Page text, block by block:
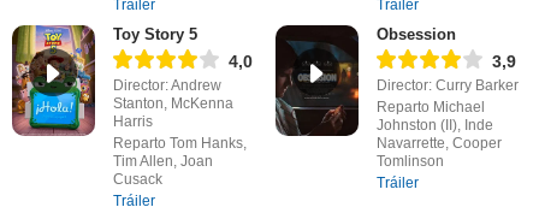
Tráiler
Tráiler
Toy Story 5
4,0
Director: Andrew
Stanton, McKenna
Harris
Reparto Tom Hanks,
Tim Allen, Joan
Cusack
Tráiler
Obsession
3,9
Director: Curry Barker
Reparto Michael
Johnston (II), Inde
Navarrette, Cooper
Tomlinson
Tráiler